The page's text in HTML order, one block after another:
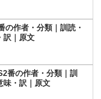
の作者・分類｜訓読・
訳｜原文
番の作者・分類｜訓
味・訳｜原文